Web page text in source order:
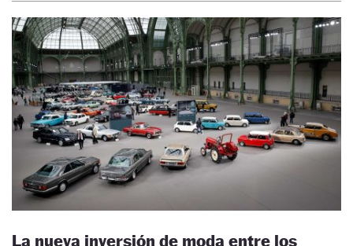
La nueva inversión de moda entre los